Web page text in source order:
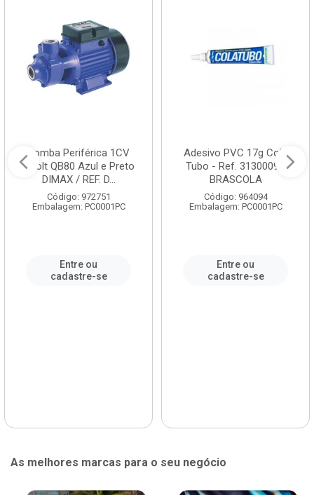
Bomba Periférica 1CV
Bivolt QB80 Azul e Preto
DIMAX / REF. D...
Código: 972751
Embalagem: PC0001PC
Entre ou
cadastre-se
Adesivo PVC 17g Cola
Tubo - Ref. 3130009 -
BRASCOLA
Código: 964094
Embalagem: PC0001PC
Entre ou
cadastre-se
As melhores marcas para o seu negócio